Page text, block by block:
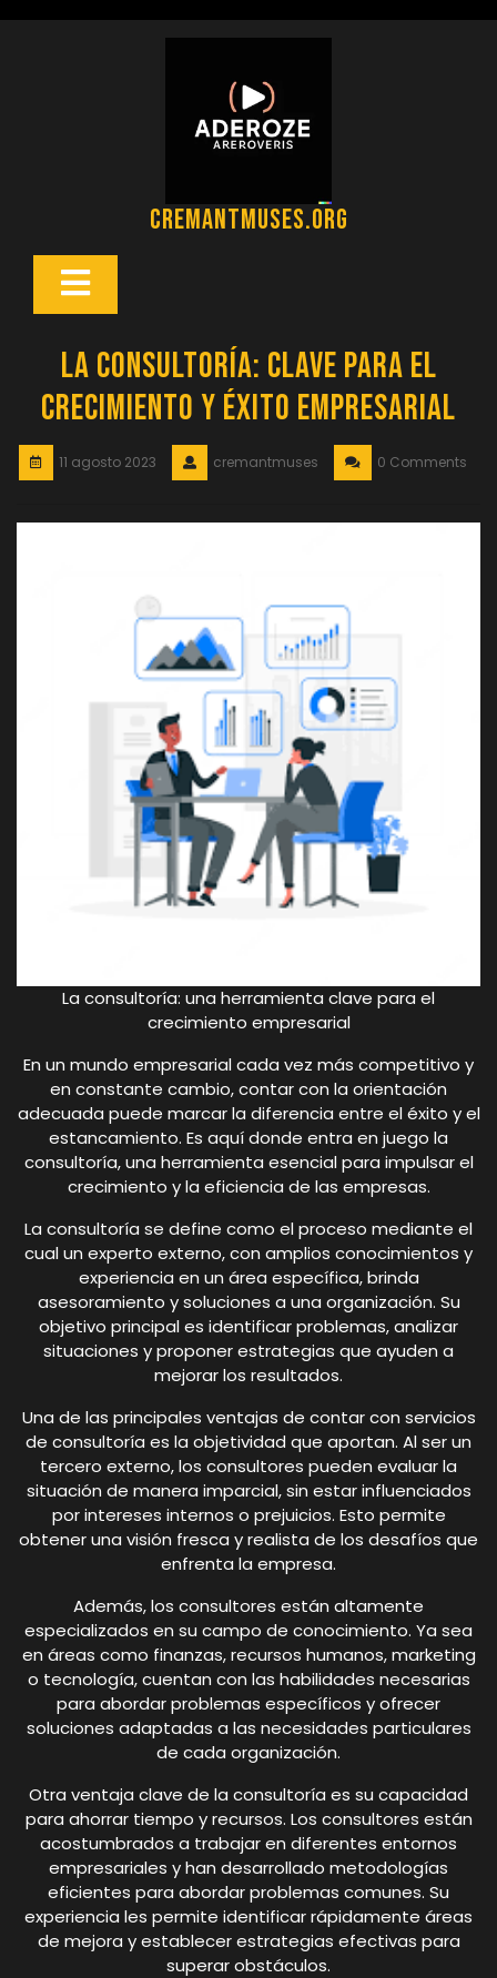
cremantmuses.org
Botón
La consultoría: clave para el
crecimiento y éxito empresarial
11 agosto 2023 cremantmuses 0 Comments
La consultoría: una herramienta clave para el
crecimiento empresarial
En un mundo empresarial cada vez más competitivo y
en constante cambio, contar con la orientación
adecuada puede marcar la diferencia entre el éxito y el
estancamiento. Es aquí donde entra en juego la
consultoría, una herramienta esencial para impulsar el
crecimiento y la eficiencia de las empresas.
La consultoría se define como el proceso mediante el
cual un experto externo, con amplios conocimientos y
experiencia en un área específica, brinda
asesoramiento y soluciones a una organización. Su
objetivo principal es identificar problemas, analizar
situaciones y proponer estrategias que ayuden a
mejorar los resultados.
Una de las principales ventajas de contar con servicios
de consultoría es la objetividad que aportan. Al ser un
tercero externo, los consultores pueden evaluar la
situación de manera imparcial, sin estar influenciados
por intereses internos o prejuicios. Esto permite
obtener una visión fresca y realista de los desafíos que
enfrenta la empresa.
Además, los consultores están altamente
especializados en su campo de conocimiento. Ya sea
en áreas como finanzas, recursos humanos, marketing
o tecnología, cuentan con las habilidades necesarias
para abordar problemas específicos y ofrecer
soluciones adaptadas a las necesidades particulares
de cada organización.
Otra ventaja clave de la consultoría es su capacidad
para ahorrar tiempo y recursos. Los consultores están
acostumbrados a trabajar en diferentes entornos
empresariales y han desarrollado metodologías
eficientes para abordar problemas comunes. Su
experiencia les permite identificar rápidamente áreas
de mejora y establecer estrategias efectivas para
superar obstáculos.